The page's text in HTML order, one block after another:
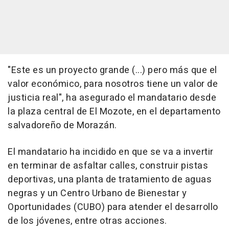
"Este es un proyecto grande (...) pero más que el
valor económico, para nosotros tiene un valor de
justicia real", ha asegurado el mandatario desde
la plaza central de El Mozote, en el departamento
salvadoreño de Morazán.
El mandatario ha incidido en que se va a invertir
en terminar de asfaltar calles, construir pistas
deportivas, una planta de tratamiento de aguas
negras y un Centro Urbano de Bienestar y
Oportunidades (CUBO) para atender el desarrollo
de los jóvenes, entre otras acciones.